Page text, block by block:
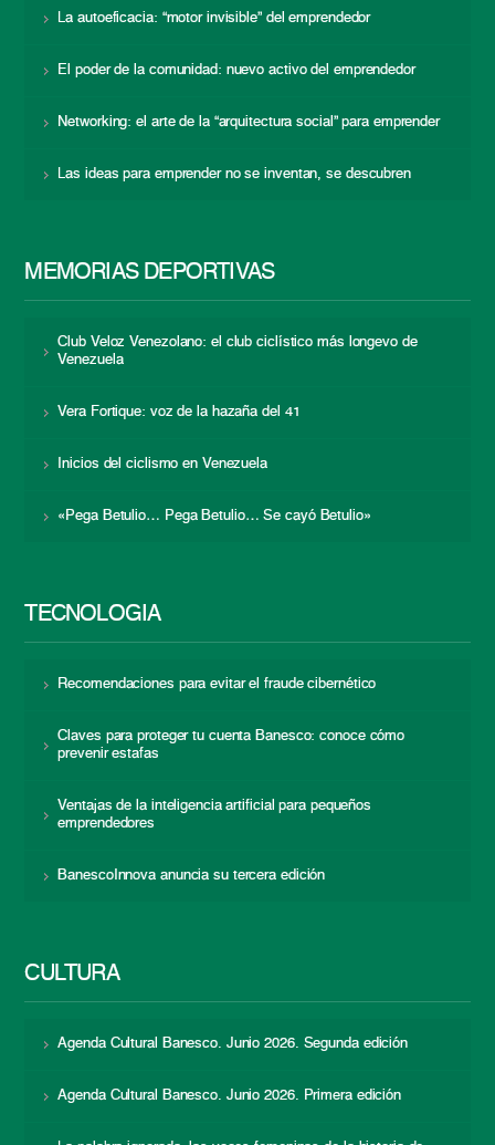
La autoeficacia: “motor invisible” del emprendedor
El poder de la comunidad: nuevo activo del emprendedor
Networking: el arte de la “arquitectura social” para emprender
Las ideas para emprender no se inventan, se descubren
MEMORIAS DEPORTIVAS
Club Veloz Venezolano: el club ciclístico más longevo de
Venezuela
Vera Fortique: voz de la hazaña del 41
Inicios del ciclismo en Venezuela
«Pega Betulio… Pega Betulio… Se cayó Betulio»
TECNOLOGÍA
Recomendaciones para evitar el fraude cibernético
Claves para proteger tu cuenta Banesco: conoce cómo
prevenir estafas
Ventajas de la inteligencia artificial para pequeños
emprendedores
BanescoInnova anuncia su tercera edición
CULTURA
Agenda Cultural Banesco. Junio 2026. Segunda edición
Agenda Cultural Banesco. Junio 2026. Primera edición